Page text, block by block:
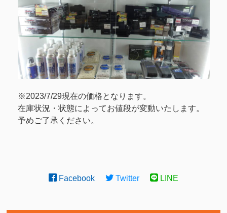
※2023/7/29現在の価格となります。
在庫状況・状態によってお値段が変動いたします。
予めご了承ください。
Facebook Twitter LINE